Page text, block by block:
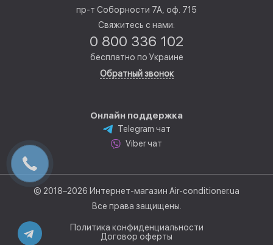
пр-т Соборности 7А, оф. 715
Свяжитесь с нами:
0 800 336 102
бесплатно по Украине
Обратный звонок
Онлайн поддержка
Telegram чат
Viber чат
© 2018–2026 Интернет-магазин Air-conditioner.ua
Все права защищены.
Политика конфиденциальности
Договор оферты